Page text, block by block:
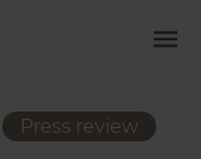
Press review